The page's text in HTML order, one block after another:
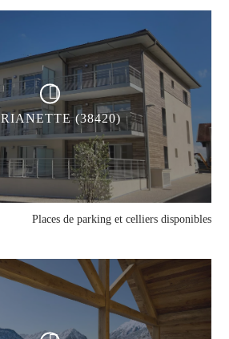
(38420)
Places de parking et celliers disponibles